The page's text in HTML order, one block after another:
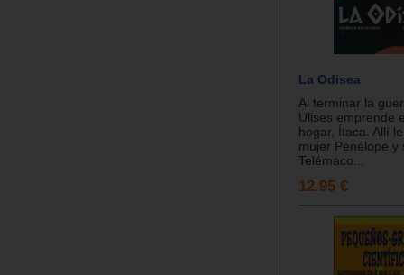
La Odisea
Al terminar la
Ulises emprende
hogar, Ítaca. Allí
mujer Penélope y
Telémaco...
12.95 €